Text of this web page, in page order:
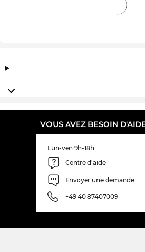
magasins en ligne, est en nous «
VOUS AVEZ BESOIN
Lun-ven 9h-18h
Centre d'aide
Envoyer une demande
+49 40 87407009